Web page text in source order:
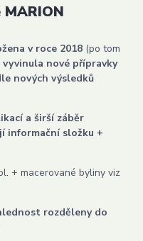
v roce 2018 (po tom
vyvinula nové přípravky
nových výsledků
a širší záběr
informační složku +
+ macerované byliny viz
rozděleny do